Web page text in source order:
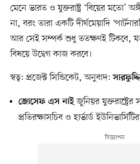
মেনে ভারত ও যুক্তরাষ্ট্র ‘বিয়ের মতো’
না, বরং তারা একটি দীর্ঘমেয়াদি
আর সেই সম্পর্ক শুধু ততক্ষণই টিকবে,
বিষয়ে উদ্বেগ কাজ করবে।
স্বত্ব: প্রজেক্ট সিন্ডিকেট, অনুবাদ:
জোসেফ এস নাইজুনিয়র যুক্তরাষ্ট্রের
প্রতিরক্ষাসচিব ও হার্ভার্ড